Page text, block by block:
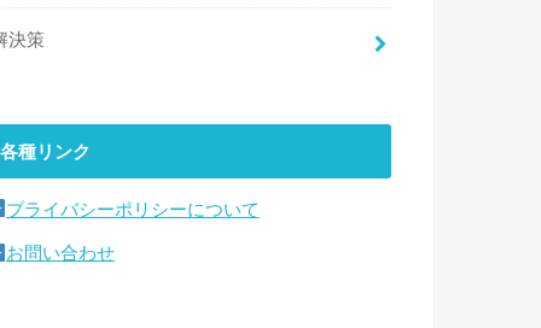
決策
各種リンク
プライバシーポリシーについて
お問い合わせ